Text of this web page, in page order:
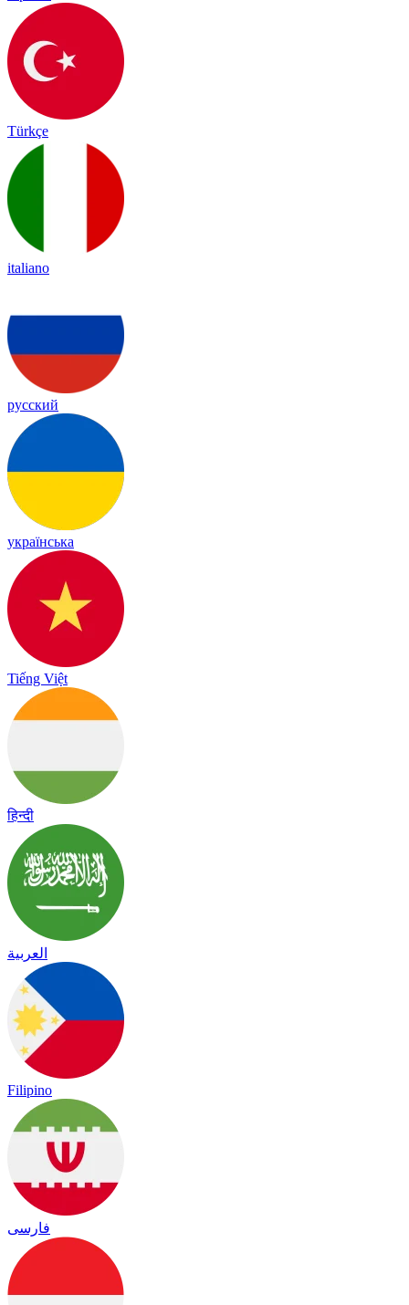
Türkçe
italiano
русский
українська
Tiếng Việt
हिन्दी
العربية
Filipino
فارسی